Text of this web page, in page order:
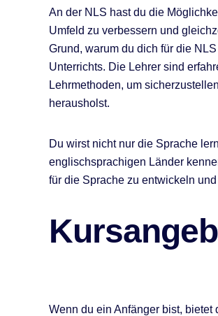
An der NLS hast du die
Umfeld zu verbessern und
Grund, warum du dich für die
Unterrichts. Die Lehrer sind
Lehrmethoden, um
herausholst.
Du wirst nicht nur die Sprache
englischsprachigen Länder
für die Sprache zu entwickeln
Wenn du ein Anfänger bist,